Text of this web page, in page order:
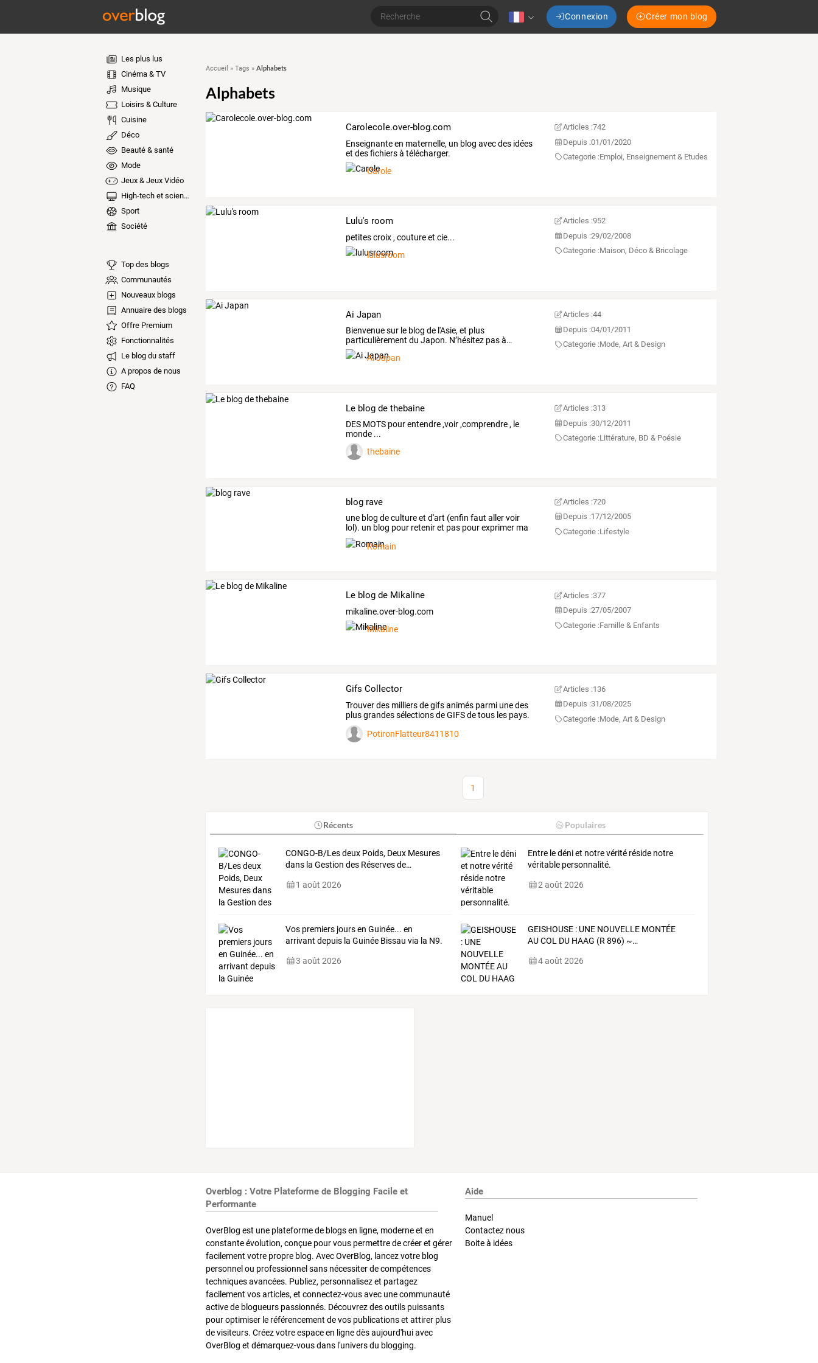
Connexion Créer mon blog
Les plus lus
Cinéma & TV
Musique
Loisirs & Culture
Cuisine
Déco
Beauté & santé
Mode
Jeux & Jeux Vidéo
High-tech et sciences
Sport
Société
Top des blogs
Communautés
Nouveaux blogs
Annuaire des blogs
Offre Premium
Fonctionnalités
Le blog du staff
A propos de nous
FAQ
Accueil » Tags » Alphabets
Alphabets
Carolecole.over-blog.com
Enseignante en maternelle, un blog avec des idées
et des fichiers à télécharger.
Carole
Articles :742
Depuis :01/01/2020
Categorie :Emploi, Enseignement & Etudes
Lulu's room
petites croix , couture et cie...
lulusroom
Articles :952
Depuis :29/02/2008
Categorie :Maison, Déco & Bricolage
Ai Japan
Bienvenuesur le blog de l'Asie,et plus
particulièrement du Japon. N’hésitez pasà…
Ai Japan
Articles :44
Depuis :04/01/2011
Categorie :Mode, Art & Design
Le blog de thebaine
DES MOTS pour entendre ,voir ,comprendre , le
monde ...
thebaine
Articles :313
Depuis :30/12/2011
Categorie :Littérature, BD & Poésie
blog rave
une blog decultureet d'art (enfin faut allervoir
lol). un blog pour reteniret pas pourexprimer ma
vie
Romain
Articles :720
Depuis :17/12/2005
Categorie :Lifestyle
Le blog de Mikaline
mikaline.over-blog.com
Mikaline
Articles :377
Depuis :27/05/2007
Categorie :Famille & Enfants
Gifs Collector
Trouverdes milliersdegifsanimés parmi unedes
plusgrandessélectionsdeGIFSdetous les pays.
…
PotironFlatteur8411810
Articles :136
Depuis :31/08/2025
Categorie :Mode, Art & Design
1
Récents Populaires
CONGO-B/LesdeuxPoids, DeuxMesures
dansla Gestion desRéservesde…
1 août 2026
Entre le déni et notre vérité réside notre
véritable personnalité.
2 août 2026
Vos premiers jours en Guinée... en
arrivant depuis la Guinée Bissau via la N9.
3 août 2026
GEISHOUSE : UNE NOUVELLE MONTÉE
AUCOL DU HAAG (R 896) ~…
4 août 2026
Overblog : Votre Plateforme de Blogging Facile et
Performante
OverBlog est une plateforme de blogs en ligne, moderne et en
constante évolution, conçue pour vous permettre de créer et gérer
facilement votre propre blog. Avec OverBlog, lancez votre blog
personnel ou professionnel sans nécessiter de compétences
techniques avancées. Publiez, personnalisez et partagez
facilement vos articles, et connectez-vous avec une communauté
active de blogueurs passionnés. Découvrez des outils puissants
pour optimiser le référencement de vos publications et attirer plus
de visiteurs. Créez votre espace en ligne dès aujourd'hui avec
OverBlog et démarquez-vous dans l'univers du blogging.
Aide
Manuel
Contactez nous
Boite à idées